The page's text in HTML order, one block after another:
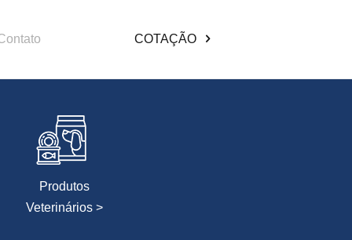
COTAÇÃO
Produtos
Veterinários >